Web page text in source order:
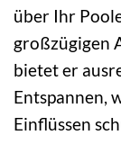
über Ihr
großzügigen
bietet er
Entspannen,
Einflüssen